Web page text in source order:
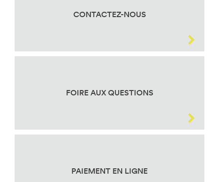
CONTACTEZ-NOUS
FOIRE AUX QUESTIONS
PAIEMENT EN LIGNE